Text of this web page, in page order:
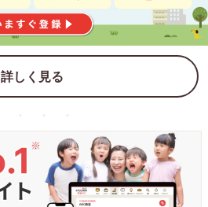
詳しく見る